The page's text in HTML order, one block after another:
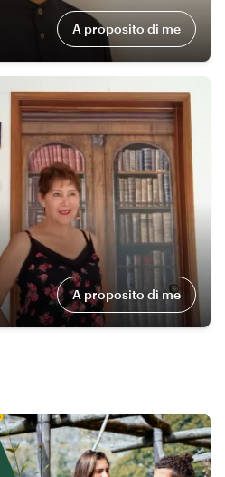
A proposito di me
A proposito di me